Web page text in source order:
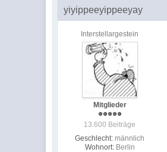
yiyippeeyippeeyay
Interstellargestein
Mitglieder
13.600 Beiträge
Geschlecht: männlich
Wohnort: Berlin